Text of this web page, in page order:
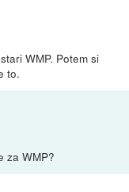
WMP. Potem si
to.
za WMP?